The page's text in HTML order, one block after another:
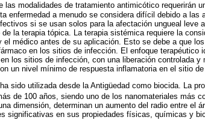
las modalidades de tratamiento antimicótico requerirán
enfermedad a menudo se considera difícil debido a
si se usan solos para la afectación ungueal leve
de la terapia tópica. La terapia sistémica requiere la
el médico antes de su aplicación. Esto se debe a que
en los sitios de infección. El enfoque terapéutico
los sitios de infección, con una liberación controlada
un nivel mínimo de respuesta inflamatoria en el sitio de
ha sido utilizada desde la Antigüedad como biocida. La
de 100 años, siendo uno de los nanomateriales más
dimensión, determinan un aumento del radio entre el
significativas en sus propiedades físicas, químicas y